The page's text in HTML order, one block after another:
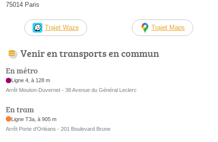
75014 Paris
Trajet Waze Trajet Maps
Venir en transports en commun
En métro
Ligne 4, à 128 m
Arrêt Mouton-Duvernet - 38 Avenue du Général Leclerc
En tram
Ligne T3a, à 905 m
Arrêt Porte d'Orléans - 201 Boulevard Brune